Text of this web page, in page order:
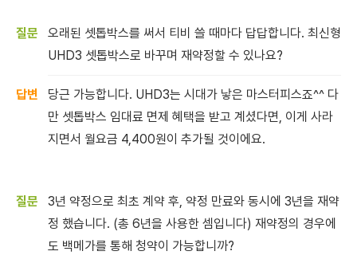
오래된 셋톱박스를 써서 티비 쓸 때마다 답답합니다. 최신형
UHD3 셋톱박스로 바꾸며 재약정할 수 있나요?
당근 가능합니다. UHD3는 시대가 낳은 마스터피스죠^^ 다
만 셋톱박스 임대료 면제 혜택을 받고 계셨다면, 이게 사라
지면서 월요금 4,400원이 추가될 것이에요.
3년 약정으로 최초 계약 후, 약정 만료와 동시에 3년을 재약
정 했습니다. (총 6년을 사용한 셈입니다) 재약정의 경우에
도 백메가를 통해 청약이 가능합니까?